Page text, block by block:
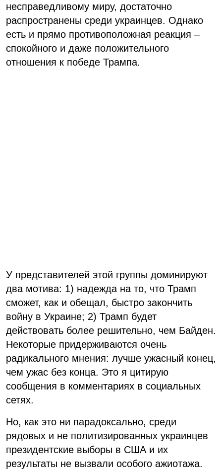
несправедливому миру, достаточно
распространены среди украинцев. Однако
есть и прямо противоположная реакция –
спокойного и даже положительного
отношения к победе Трампа.
У представителей этой группы доминируют
два мотива: 1) надежда на то, что Трамп
сможет, как и обещал, быстро закончить
войну в Украине; 2) Трамп будет
действовать более решительно, чем Байден.
Некоторые придерживаются очень
радикального мнения: лучше ужасный конец,
чем ужас без конца. Это я цитирую
сообщения в комментариях в социальных
сетях.
Но, как это ни парадоксально, среди
рядовых и не политизированных украинцев
президентские выборы в США и их
результаты не вызвали особого ажиотажа.